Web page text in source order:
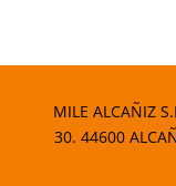
MILE ALCAÑIZ
30. 44600